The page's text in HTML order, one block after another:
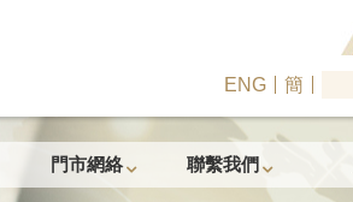
ENG 簡
門市網絡 聯繫我們